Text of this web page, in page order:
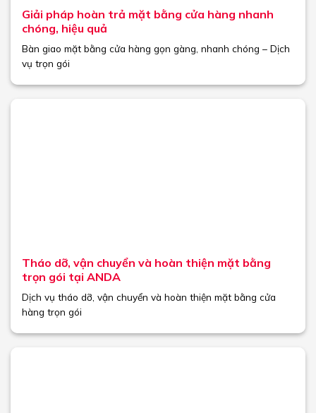
Giải pháp hoàn trả mặt bằng cửa hàng nhanh
chóng, hiệu quả
Bàn giao mặt bằng cửa hàng gọn gàng, nhanh chóng – Dịch
vụ trọn gói
Tháo dỡ, vận chuyển và hoàn thiện mặt bằng
trọn gói tại ANDA
Dịch vụ tháo dỡ, vận chuyển và hoàn thiện mặt bằng cửa
hàng trọn gói